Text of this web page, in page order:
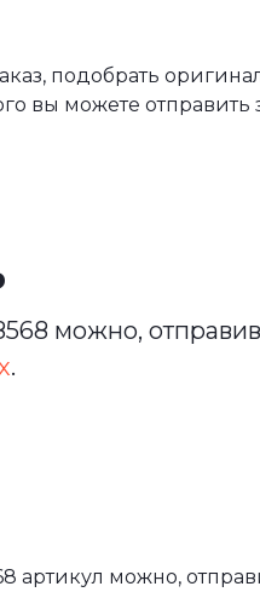
подобрать
вы можете отправить
можно,
.
артикул можно,